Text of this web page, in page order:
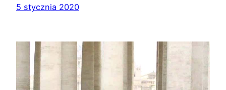
5 stycznia 2020